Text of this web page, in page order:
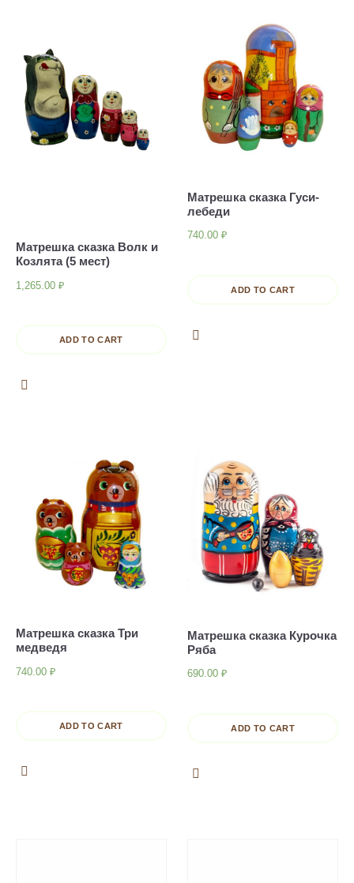
Матрешка сказка Волк и
Козлята (5 мест)
1,265.00 ₽
ADD TO CART
Матрешка сказка Гуси-
лебеди
740.00₽
ADD TO CART
Матрешка сказка Три
медведя
740.00 ₽
ADD TO CART
Матрешка сказка Курочка
Ряба
690.00₽
ADD TO CART